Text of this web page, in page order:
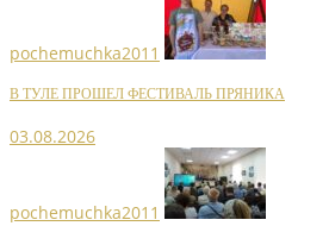
pochemuchka2011
В ТУЛЕ ПРОШЕЛ ФЕСТИВАЛЬ ПРЯНИКА
03.08.2026
pochemuchka2011